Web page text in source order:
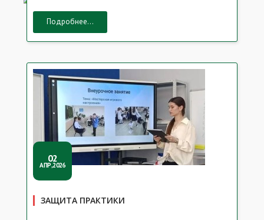
Подробнее...
02
АПР,2026
ЗАЩИТА ПРАКТИКИ